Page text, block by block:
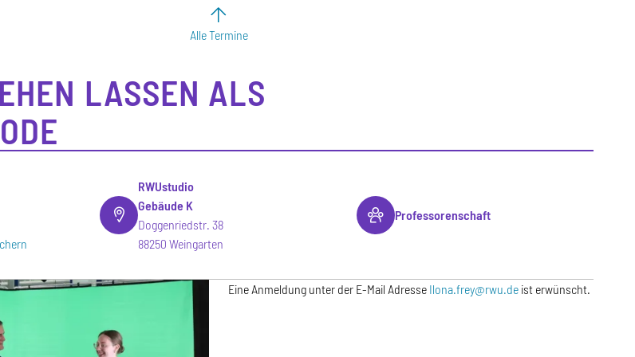
Alle Termine
LASSEN ALS
RWUstudio
Gebäude K
Doggenriedstr. 38
88250 Weingarten
Professorenschaft
Eine Anmeldung unter der E-Mail Adresse Ilona.frey@rwu.de ist erwünscht.